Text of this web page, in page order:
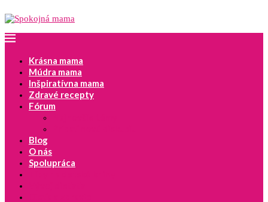
Krásna mama
Múdra mama
Inšpiratívna mama
Zdravé recepty
Fórum
Blog
O nás
Spolupráca